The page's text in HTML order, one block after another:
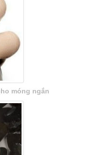
móng ngắn